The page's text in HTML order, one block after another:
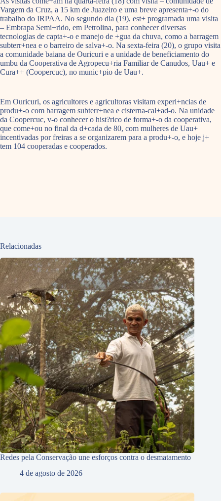
Vargem da Cruz, a 15 km de Juazeiro e uma breve apresenta+-o do
trabalho do IRPAA. No segundo dia (19), est+ programada uma visita
– Embrapa Semi+rido, em Petrolina, para conhecer diversas
tecnologias de capta+-o e manejo de +gua da chuva, como a barragem
subterr+nea e o barreiro de salva+-o. Na sexta-feira (20), o grupo visita
a comunidade baiana de Ouricuri e a unidade de beneficiamento do
umbu da Cooperativa de Agropecu+ria Familiar de Canudos, Uau+ e
Cura++ (Coopercuc), no munic+pio de Uau+.
Em Ouricuri, os agricultores e agricultoras visitam experi+ncias de
produ+-o com barragem subterr+nea e cisterna-cal+ad-o. Na unidade
da Coopercuc, v-o conhecer o hist?rico de forma+-o da cooperativa,
que come+ou no final da d+cada de 80, com mulheres de Uau+
incentivadas por freiras a se organizarem para a produ+-o, e hoje j+
tem 104 cooperadas e cooperados.
Relacionadas
Redes pela Conservação une esforços contra o desmatamento
4 de agosto de 2026